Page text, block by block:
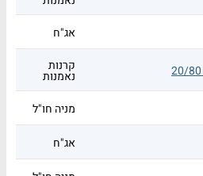
אג"ח
קרנות
נאמנות
מניה חו"ל
אג"ח